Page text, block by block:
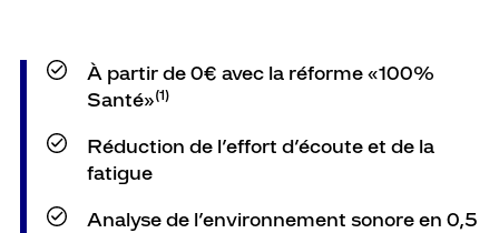
À partir de 0€ avec la réforme «100%
Santé»(1)
Réduction de l’effort d’écoute et de la
fatigue
Analyse de l’environnement sonore en 0,5